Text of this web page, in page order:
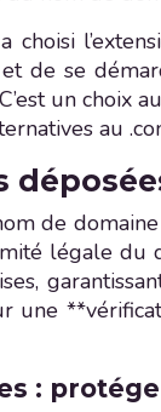
choisi
de se
un
au
de
légale du
une
: